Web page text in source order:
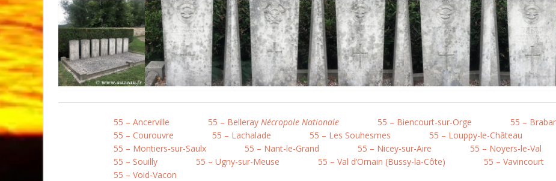
55 – Ancerville 55 – Belleray Nécropole Nationale 55 – Biencourt-sur-Orge 55 –
55 – Courouvre
55 – Lachalade 55 – Les Souhesmes 55 – Louppy-le-Château
55 – Montiers-sur-Saulx
55 – Nant-le-Grand 55 – Nicey-sur-Aire 55 – Noyers-le-Val
55 – Souilly
55 – Ugny-sur-Meuse 55 – Val d’Ornain (Bussy-la-Côte) 55 – Vavincourt
55 – Void-Vacon